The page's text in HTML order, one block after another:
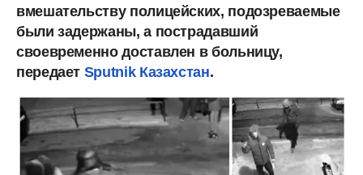
вмешательству полицейских, подозреваемые
были задержаны, а пострадавший
своевременно доставлен в больницу,
передает Sputnik Казахстан.